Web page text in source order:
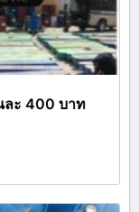
ละ 400 บาท